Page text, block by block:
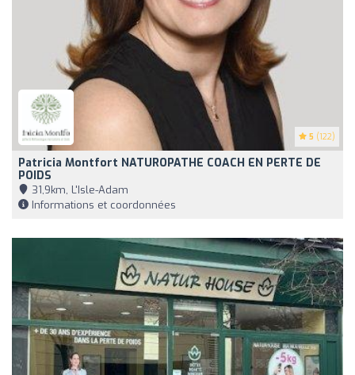
5 (122)
Patricia Montfort NATUROPATHE COACH EN PERTE DE
POIDS
31,9km, L'Isle-Adam
Informations et coordonnées